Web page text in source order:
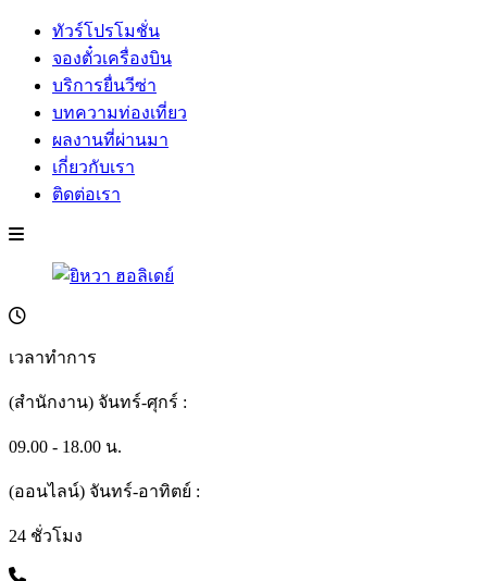
ทัวร์โปรโมชั่น
จองตั๋วเครื่องบิน
บริการยื่นวีซ่า
บทความท่องเที่ยว
ผลงานที่ผ่านมา
เกี่ยวกับเรา
ติดต่อเรา
เวลาทำการ
(สำนักงาน) จันทร์-ศุกร์ :
09.00 - 18.00 น.
(ออนไลน์) จันทร์-อาทิตย์ :
24 ชั่วโมง